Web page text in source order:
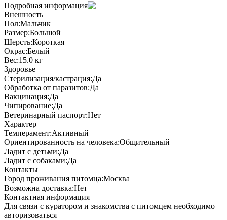
Подробная информация
Внешность
Пол:Мальчик
Размер:Большой
Шерсть:Короткая
Окрас:Белый
Вес:15.0 кг
Здоровье
Стерилизация/кастрация:Да
Обработка от паразитов:Да
Вакцинация:Да
Чипирование:Да
Ветеринарный паспорт:Нет
Характер
Темперамент:Активный
Ориентированность на человека:Общительный
Ладит с детьми:Да
Ладит с собаками:Да
Контакты
Город проживания питомца:Москва
Возможна доставка:Нет
Контактная информация
Для связи с куратором и знакомства с питомцем необходимо
авторизоваться